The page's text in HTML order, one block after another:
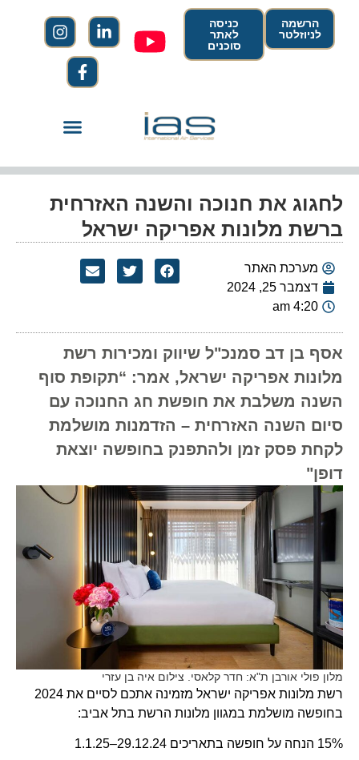
הרשמה
לניוזלטר
כניסה
לאתר
סוכנים
לחגוג את חנוכה והשנה האזרחית
ברשת מלונות אפריקה ישראל
מערכת האתר
דצמבר 25, 2024
4:20 am
אסף בן דב סמנכ"ל שיווק ומכירות רשת
מלונות אפריקה ישראל, אמר: “תקופת סוף
השנה משלבת את חופשת חג החנוכה עם
סיום השנה האזרחית – הזדמנות מושלמת
לקחת פסק זמן ולהתפנק בחופשה יוצאת
דופן"
מלון פולי אורבן ת"א: חדר קלאסי. צילום איה בן עזרי
רשת מלונות אפריקה ישראל מזמינה אתכם לסיים את 2024
בחופשה מושלמת במגוון מלונות הרשת בתל אביב:
15% הנחה על חופשה בתאריכים 29.12.24–1.1.25